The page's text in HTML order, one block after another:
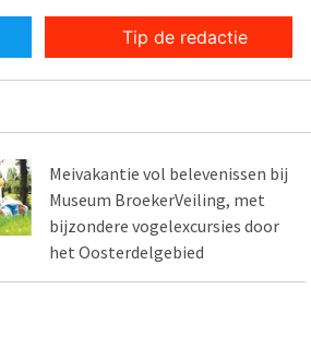
Tip de redactie
Meivakantie vol belevenissen bij
Museum BroekerVeiling, met
bijzondere vogelexcursies door
het Oosterdelgebied